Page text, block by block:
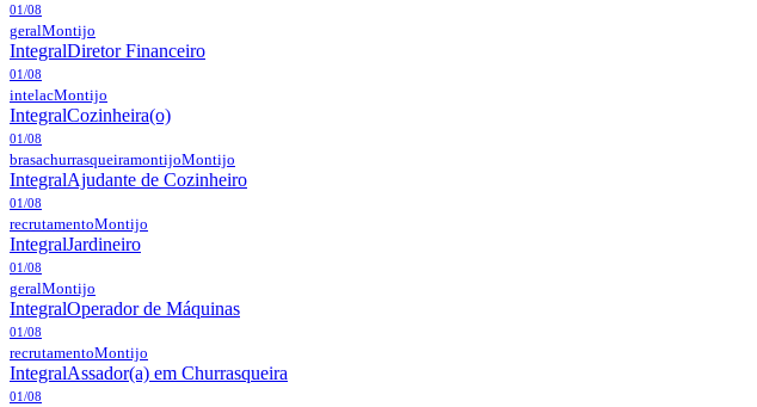
01/08
geralMontijo
IntegralDiretor Financeiro
01/08
intelacMontijo
IntegralCozinheira(o)
01/08
brasachurrasqueiramontijoMontijo
IntegralAjudante de Cozinheiro
01/08
recrutamentoMontijo
IntegralJardineiro
01/08
geralMontijo
IntegralOperador de Máquinas
01/08
recrutamentoMontijo
IntegralAssador(a) em Churrasqueira
01/08